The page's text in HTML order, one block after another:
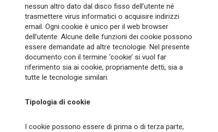
nessun altro dato dal disco fisso dell’utente né
trasmettere virus informatici o acquisire indirizzi
email. Ogni cookie è unico per il web browser
dell’utente. Alcune delle funzioni dei cookie possono
essere demandate ad altre tecnologie. Nel presente
documento con il termine ‘cookie’ si vuol far
riferimento sia ai cookie, propriamente detti, sia a
tutte le tecnologie similari.
Tipologia di cookie
I cookie possono essere di prima o di terza parte,